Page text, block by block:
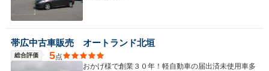
帯広中古車販売 オートランド北垣
総合評価 5点
おかげ様で創業３０年！軽自動車の届出済未使用車多